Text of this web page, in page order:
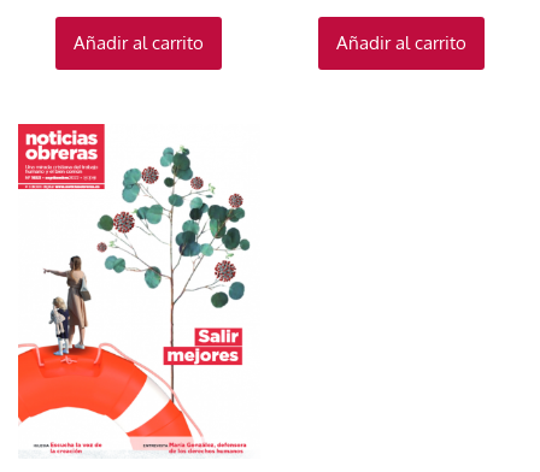
Añadir al carrito Añadir al carrito